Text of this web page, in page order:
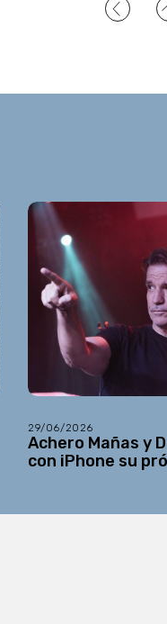
29/06/2026
Achero Mañas y
con iPhone su